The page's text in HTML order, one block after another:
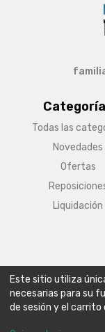
Todas las
Novedades
Ofertas
Liquidación
Aviso legal
Política de
Este sitio utiliza
necesarias para su
de sesión y el carrito